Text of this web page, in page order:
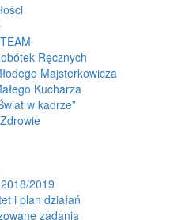
Ręcznych
Majsterkowicza
Kucharza
w kadrze”
2019
i plan działań
zadania